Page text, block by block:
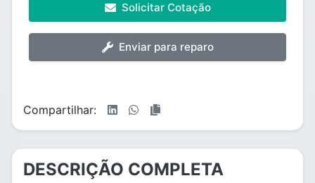
Solicitar Cotação
Enviar para reparo
Compartilhar:
DESCRIÇÃO COMPLETA